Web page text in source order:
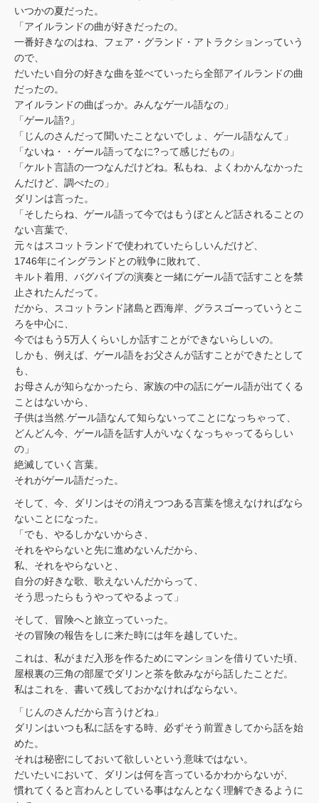
いつかの夏だった。
「アイルランドの曲が好きだったの。
一番好きなのはね、フェア・グランド・アトラクションっていう
ので、
だいたい自分の好きな曲を並べていったら全部アイルランドの曲
だったの。
アイルランドの曲ぱっか。みんなゲ一ル語なの」
「ゲール語?」
「じんのさんだって聞いたことないでしょ、ゲ一ル語なんて」
「ないね・・ゲール語ってなに?って感じだもの」
「ケルト言語の一つなんだけどね。私もね、よくわかんなかった
んだけど、調べたの」
ダリンは言った。
「そしたらね、ゲール語って今ではもうぼとんど話されることの
ない言葉で、
元々はスコットランドで使われていたらしいんだけど、
1746年にイングランドとの戦争に敗れて、
キルト着用、バグパイプの演奏と一緒にゲール語で話すことを禁
止されたんだって。
だから、スコットランド諸島と西海岸、グラスゴーっていうとこ
ろを中心に、
今ではもう5万人くらいしか話すことができないらしいの。
しかも、例えば、ゲール語をお父さんが話すことができたとして
も、
お母さんが知らなかったら、家族の中の話にゲール語が出てくる
ことはないから、
子供は当然.ゲール語なんて知らないってことになっちゃって、
どんどん今、ゲール語を話す人がいなくなっちゃってるらしい
の」
絶滅していく言葉。
それがゲール語だった。
そして、今、ダリンはその消えつつある言葉を憶えなければなら
ないことになった。
「でも、やるしかないからさ、
それをやらないと先に進めないんだから、
私、それをやらないと、
自分の好きな歌、歌えないんだからって、
そう思ったらもうやってやるよって」
そして、冒険へと旅立っていった。
その冒険の報告をしに来た時には年を越していた。
これは、私がまだ入形を作るためにマンションを借りていた頃、
屋根裏の三角の部屋でダリンと茶を飲みながら話したことだ。
私はこれを、書いて残しておかなければならない。
「じんのさんだから言うけどね」
ダリンはいつも私に話をする時、必ずそう前置きしてから話を始
めた。
それは秘密にしておいて欲しいという意味ではない。
だいたいにおいて、ダリンは何を言っているかわからないが、
慣れてくると言わんとしている事はなんとなく理解できるように